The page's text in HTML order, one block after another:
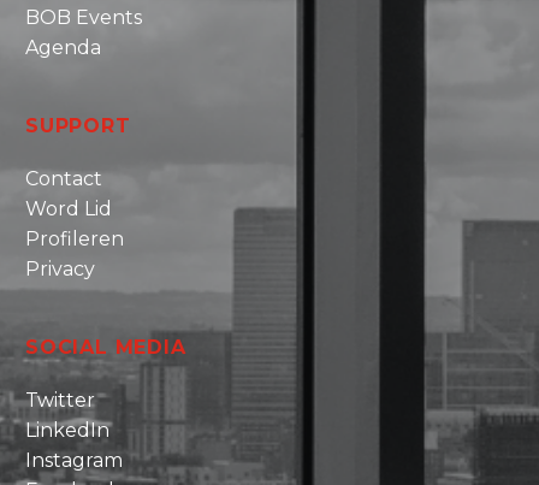
BOB Events
Agenda
SUPPORT
Contact
Word Lid
Profileren
Privacy
SOCIAL MEDIA
Twitter
LinkedIn
Instagram